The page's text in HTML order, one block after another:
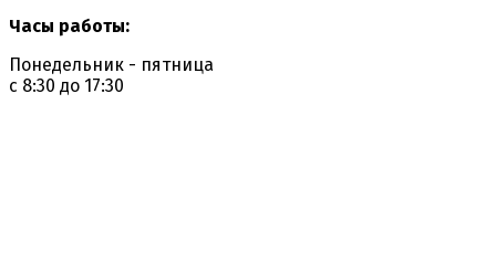
Часы работы:
Понедельник - пятница
с 8:30 до 17:30